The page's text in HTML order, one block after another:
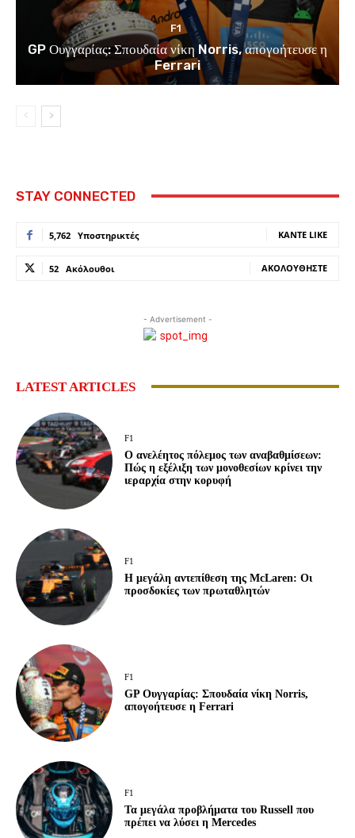
F1
GP Ουγγαρίας: Σπουδαία νίκη Norris, απογοήτευσε η
Ferrari
STAY CONNECTED
5,762 Υποστηρικτές ΚΆΝΤΕ LIKE
52 Ακόλουθοι ΑΚΟΛΟΥΘΉΣΤΕ
- Advertisement -
LATEST ARTICLES
F1
Ο ανελέητος πόλεμος των αναβαθμίσεων:
Πώς η εξέλιξη των μονοθεσίων κρίνει την
ιεραρχία στην κορυφή
F1
Η μεγάλη αντεπίθεση της McLaren: Οι
προσδοκίες των πρωταθλητών
F1
GP Ουγγαρίας: Σπουδαία νίκη Norris,
απογοήτευσε η Ferrari
F1
Τα μεγάλα προβλήματα του Russell που
πρέπει να λύσει η Mercedes